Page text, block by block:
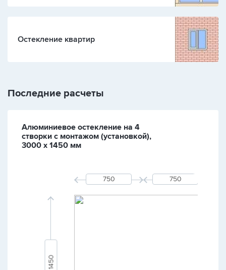
Остекление квартир
Последние расчеты
Алюминиевое остекление на 4
створки с монтажом (установкой),
3000 х 1450 мм